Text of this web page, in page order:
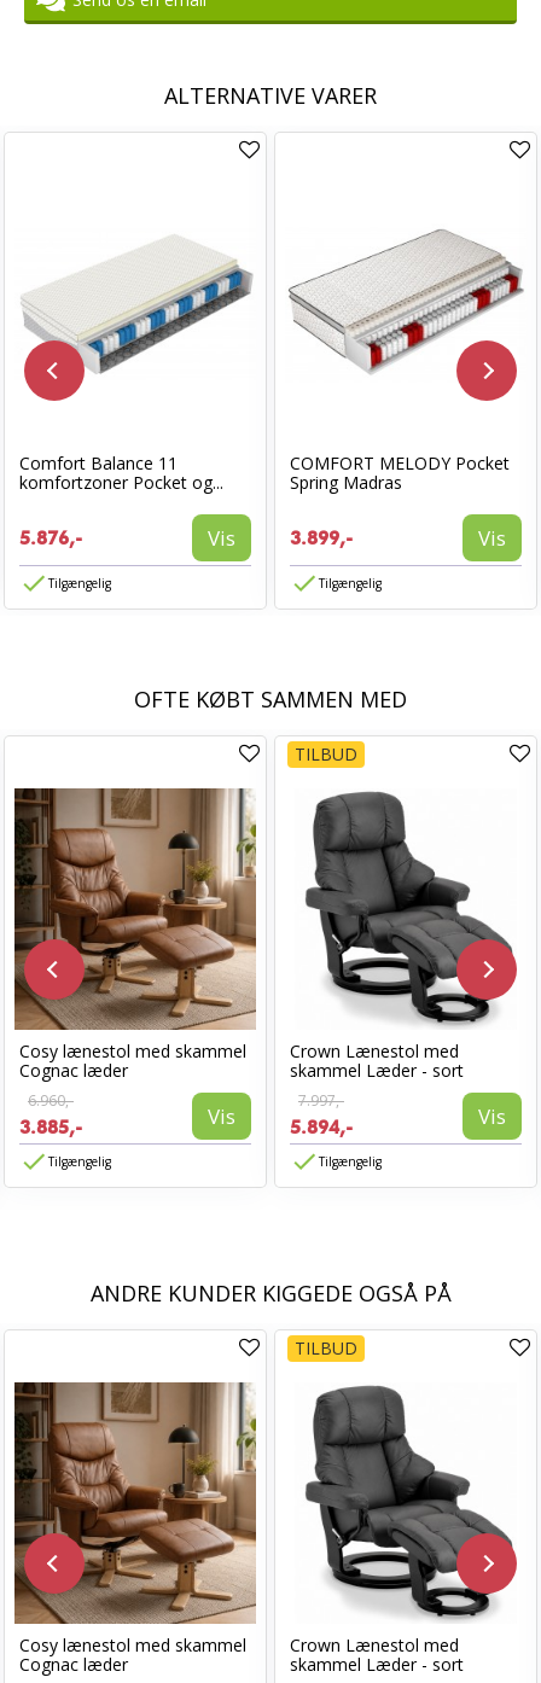
ALTERNATIVE VARER
Comfort Balance 11
komfortzoner Pocket og...
5.876,- Vis
Tilgængelig
COMFORT MELODY Pocket
Spring Madras
3.899,- Vis
Tilgængelig
OFTE KØBT SAMMEN MED
Cosy lænestol med skammel
Cognac læder
6.960,-
3.885,- Vis
Tilgængelig
TILBUD
Crown Lænestol med
skammel Læder - sort
7.997,-
5.894,- Vis
Tilgængelig
ANDRE KUNDER KIGGEDE OGSÅ PÅ
Cosy lænestol med skammel
Cognac læder
TILBUD
Crown Lænestol med
skammel Læder - sort